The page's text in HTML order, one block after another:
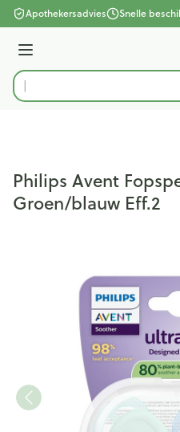
Ga naar de inhoud
Apothekersadvies Snelle
Menu
Product, merk, categorie...
Philips Avent
Groen/blauw Eff.2